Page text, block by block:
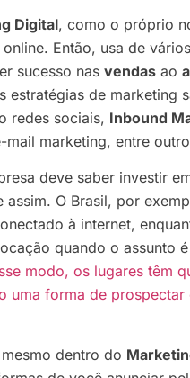
Digital, como o próprio
Então, usa de
sucesso nas vendas ao
estratégias de marketing
redes sociais, Inbound
mail marketing, entre
deve saber investir
assim. O Brasil, por
à internet,
quando o assunto
modo, os lugares têm
uma forma de prospectar
dentro do